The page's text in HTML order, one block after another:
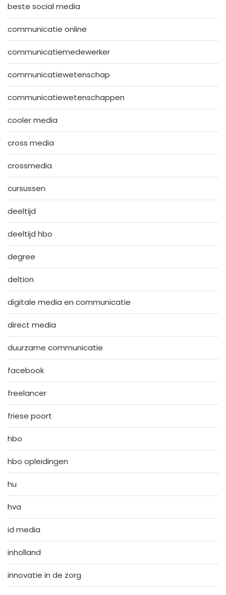
beste social media
communicatie online
communicatiemedewerker
communicatiewetenschap
communicatiewetenschappen
cooler media
cross media
crossmedia
cursussen
deeltijd
deeltijd hbo
degree
deltion
digitale media en communicatie
direct media
duurzame communicatie
facebook
freelancer
friese poort
hbo
hbo opleidingen
hu
hva
id media
inholland
innovatie in de zorg